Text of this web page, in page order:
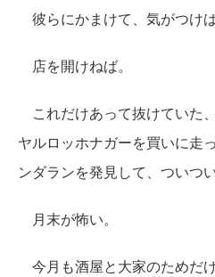
彼らにかまけて、気がつけば
店を開けねば。
これだけあって抜けていた
ヤルロッホナガーを買いに走
ンダランを発見して、ついつい
月末が怖い。
今月も酒屋と大家のためだ